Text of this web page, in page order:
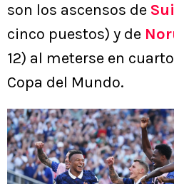
son los ascensos de
cinco puestos) y de
12) al meterse en
Copa del Mundo.